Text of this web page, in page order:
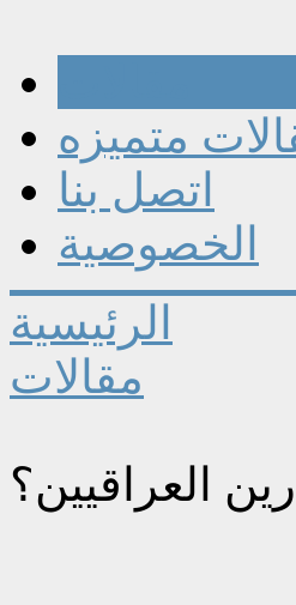
متميزه
اتصل بنا
الخصوصية
الرئيسية
مقالات
العراقيين؟